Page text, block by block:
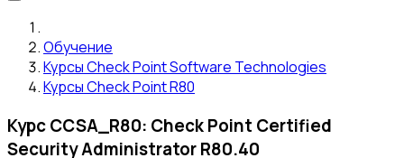
Обучение
Курсы Check Point Software Technologies
Курсы Check Point R80
Курс CCSA_R80: Check Point Certified
Security Administrator R80.40